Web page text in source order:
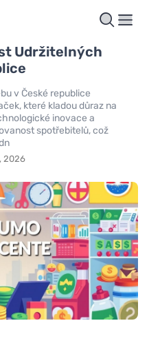
Udržitelných
v České republice
které kladou důraz na
inovace a
spotřebitelů, což
2026